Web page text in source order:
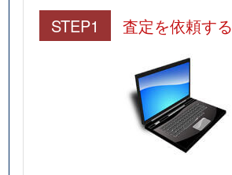
STEP1 査定を依頼する